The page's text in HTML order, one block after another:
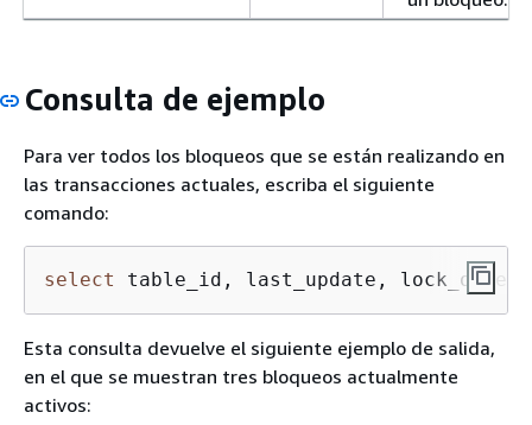
Consulta de ejemplo
Para ver todos los bloqueos que se están realizando en
las transacciones actuales, escriba el siguiente
comando:
select table_id, last_update,
Esta consulta devuelve el siguiente ejemplo de salida,
en el que se muestran tres bloqueos actualmente
activos: